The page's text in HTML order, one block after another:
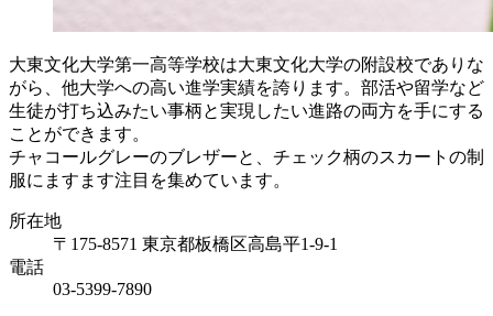
大東文化大学第一高等学校は大東文化大学の附設校でありな
がら、他大学への高い進学実績を誇ります。部活や留学など
生徒が打ち込みたい事柄と実現したい進路の両方を手にする
ことができます。
チャコールグレーのブレザーと、チェック柄のスカートの制
服にますます注目を集めています。
所在地
〒175-8571 東京都板橋区高島平1-9-1
電話
03-5399-7890